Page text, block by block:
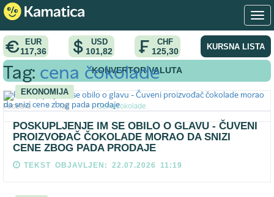
EUR
117,36
USD
101,82
CHF
125,30 KURSNA LISTA
KONVERTOR VALUTA
Pocetna > Tag > Cena čokolade
Tag: cena čokolade
EKONOMIJA
POSKUPLJENJE IM SE OBILO O GLAVU - ČUVENI
PROIZVOĐAČ ČOKOLADE MORAO DA SNIZI
CENE ZBOG PADA PRODAJE
TEKST OBJAVLJEN: 22.07.2026 11:19